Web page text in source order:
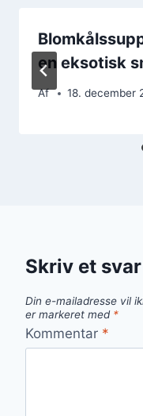
en eksotisk
Af 18. december
Skriv et svar
Din e-mailadresse vil
er markeret med *
Kommentar *